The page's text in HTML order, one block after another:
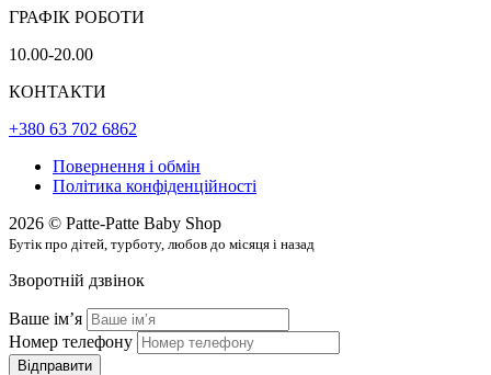
ГРАФІК РОБОТИ
10.00-20.00
КОНТАКТИ
+380 63 702 6862
Повернення і обмін
Політика конфіденційності
2026 © Patte-Patte Baby Shop
Бутік про дітей, турботу, любов до місяця і назад
Зворотній дзвінок
Ваше імʼя
Номер телефону
Відправити